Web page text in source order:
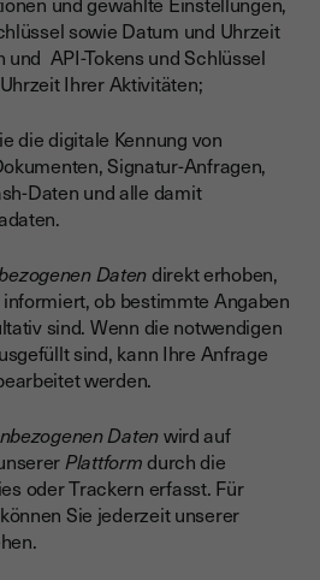
sowie Datum und Uhrzeit
und API-Tokens und Schlüssel
Ihrer Aktivitäten;
die digitale Kennung von
Signatur-Anfragen,
Daten und alle damit
Datendirekt erhoben,
ob bestimmte Angaben
sind. Wenn die notwendigen
sind, kann Ihre Anfrage
werden.
Datenwird auf
Plattformdurch die
oder Trackern erfasst. Für
Sie jederzeit unserer